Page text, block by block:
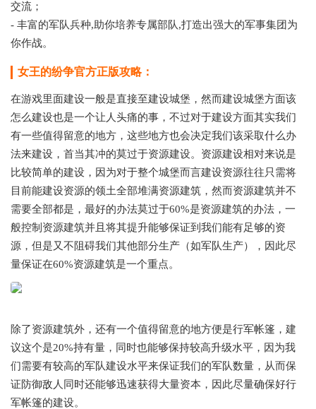
交流；
- 丰富的军队兵种,助你培养专属部队,打造出强大的军事集团为
你作战。
女王的纷争官方正版攻略：
在游戏里面建设一般是直接至建设城堡，然而建设城堡方面该
怎么建设也是一个让人头痛的事，不过对于建设方面其实我们
有一些值得留意的地方，这些地方也会决定我们该采取什么办
法来建设，首当其冲的莫过于资源建设。资源建设相对来说是
比较简单的建设，因为对于整个城堡而言建设资源往往只需将
目前能建设资源的领土全部堆满资源建筑，然而资源建筑并不
需要全部都是，最好的办法莫过于60%是资源建筑的办法，一
般控制资源建筑并且将其提升能够保证到我们能有足够的资
源，但是又不阻碍我们其他部分生产（如军队生产），因此尽
量保证在60%资源建筑是一个重点。
除了资源建筑外，还有一个值得留意的地方便是行军帐篷，建
议这个是20%持有量，同时也能够保持较高升级水平，因为我
们需要有较高的军队建设水平来保证我们的军队数量，从而保
证防御敌人同时还能够迅速获得大量资本，因此尽量确保好行
军帐篷的建设。